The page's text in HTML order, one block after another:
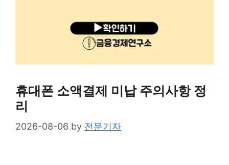
휴대폰 소액결제 미납 주의사항 정
리
2026-08-06 by 전문기자